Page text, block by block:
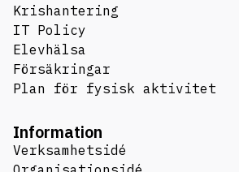
Krishantering
IT Policy
Elevhälsa
Försäkringar
Plan för fysisk aktivitet
Information
Verksamhetsidé